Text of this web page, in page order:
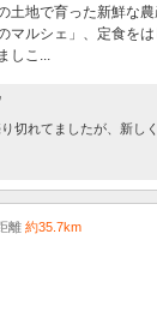
土地で育った新鮮な
マルシェ」、定食を
しこ...
切れてましたが、新し
離 約35.7km